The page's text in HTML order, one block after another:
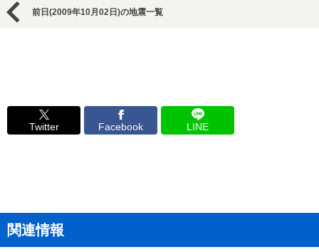
前日(2009年10月02日)の地震一覧
Twitter Facebook LINE
関連情報